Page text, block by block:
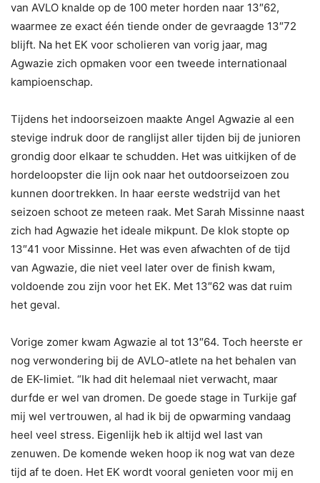
van AVLO knalde op de 100 meter horden naar 13″62,
waarmee ze exact één tiende onder de gevraagde 13″72
blijft. Na het EK voor scholieren van vorig jaar, mag
Agwazie zich opmaken voor een tweede internationaal
kampioenschap.
Tijdens het indoorseizoen maakte Angel Agwazie al een
stevige indruk door de ranglijst aller tijden bij de junioren
grondig door elkaar te schudden. Het was uitkijken of de
hordeloopster die lijn ook naar het outdoorseizoen zou
kunnen doortrekken. In haar eerste wedstrijd van het
seizoen schoot ze meteen raak. Met Sarah Missinne naast
zich had Agwazie het ideale mikpunt. De klok stopte op
13″41 voor Missinne. Het was even afwachten of de tijd
van Agwazie, die niet veel later over de finish kwam,
voldoende zou zijn voor het EK. Met 13″62 was dat ruim
het geval.
Vorige zomer kwam Agwazie al tot 13″64. Toch heerste er
nog verwondering bij de AVLO-atlete na het behalen van
de EK-limiet. “Ik had dit helemaal niet verwacht, maar
durfde er wel van dromen. De goede stage in Turkije gaf
mij wel vertrouwen, al had ik bij de opwarming vandaag
heel veel stress. Eigenlijk heb ik altijd wel last van
zenuwen. De komende weken hoop ik nog wat van deze
tijd af te doen. Het EK wordt vooral genieten voor mij en